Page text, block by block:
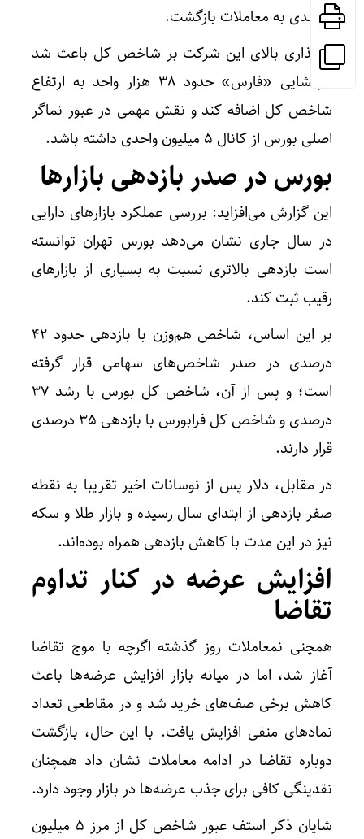
درصدی به معاملات بازگشت.
اثرگذاری بالای این شرکت بر شاخص کل باعث شد
بازگشایی «فارس» حدود 38 هزار واحد به ارتفاع
شاخص کل اضافه کند و نقش مهمی در عبور نماگر
اصلی بورس از کانال 5 میلیون واحدی داشته باشد.
بورس در صدر بازدهی بازارها
این گزارش می‌افزاید: بررسی عملکرد بازارهای دارایی
در سال جاری نشان می‌دهد بورس تهران توانسته
است بازدهی بالاتری نسبت به بسیاری از بازارهای
رقیب ثبت کند.
بر این اساس، شاخص هم‌وزن با بازدهی حدود 42
درصدی در صدر شاخص‌های سهامی قرار گرفته
است؛ و پس از آن، شاخص کل بورس با رشد 37
درصدی و شاخص کل فرابورس با بازدهی 35 درصدی
قرار دارند.
در مقابل، دلار پس از نوسانات اخیر تقریبا به نقطه
صفر بازدهی از ابتدای سال رسیده و بازار طلا و سکه
نیز در این مدت با کاهش بازدهی همراه بوده‌اند.
افزایش عرضه در کنار تداوم
تقاضا
همچنی نمعاملات روز گذشته اگرچه با موج تقاضا
آغاز شد، اما در میانه بازار افزایش عرضه‌ها باعث
کاهش برخی صف‌های خرید شد و در مقاطعی تعداد
نمادهای منفی افزایش یافت. با این حال، بازگشت
دوباره تقاضا در ادامه معاملات نشان داد همچنان
نقدینگی کافی برای جذب عرضه‌ها در بازار وجود دارد.
شایان ذکر استف عبور شاخص کل از مرز 5 میلیون